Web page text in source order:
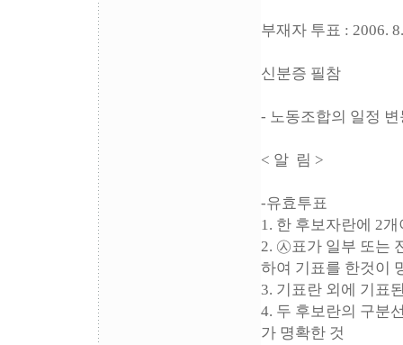
부재자 투표 : 2006.
신분증 필참
- 노동조합의 일정
< 알 림 >
-유효투표
1. 한 후보자란에 2
2. ㉦표가 일부 또는
하여 기표를 한것이
3. 기표란 외에 기표
4. 두 후보란의 구분
가 명확한 것